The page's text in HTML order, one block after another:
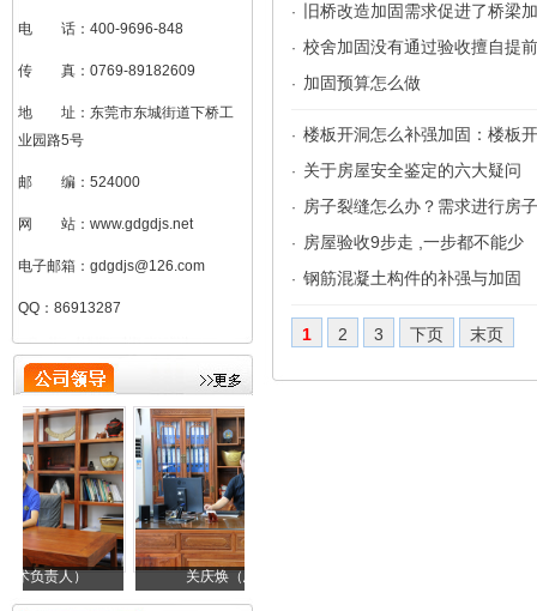
电 话：400-9696-848
传 真：0769-89182609
地 址：东莞市东城街道下桥工
业园路5号
邮 编：524000
网 站：www.gdgdjs.net
电子邮箱：gdgdjs@126.com
QQ：86913287
关庆焕（总经理）
· 旧桥改造加固需求促进了桥梁
· 校舍加固没有通过验收擅自提
· 加固预算怎么做
· 楼板开洞怎么补强加固：楼板
· 关于房屋安全鉴定的六大疑问
· 房子裂缝怎么办？需求进行房
· 房屋验收9步走 ,一步都不能少
· 钢筋混凝土构件的补强与加固
1 2 3 下页 末页